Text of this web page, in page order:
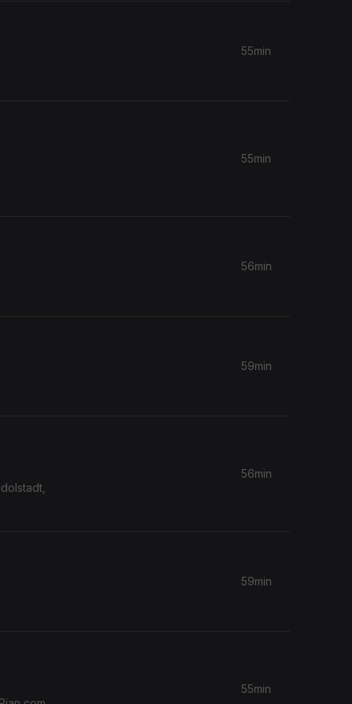
55min
55min
56min
59min
56min
59min
55min